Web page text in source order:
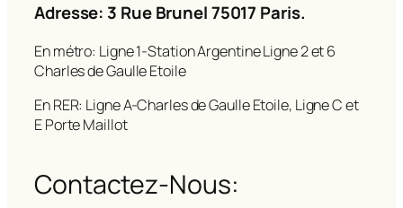
Adresse: 3 Rue Brunel 75017 Paris.
En métro: Ligne 1-Station Argentine Ligne 2 et 6
Charles de Gaulle Etoile
En RER: Ligne A-Charles de Gaulle Etoile, Ligne C et
E Porte Maillot
Contactez-Nous: